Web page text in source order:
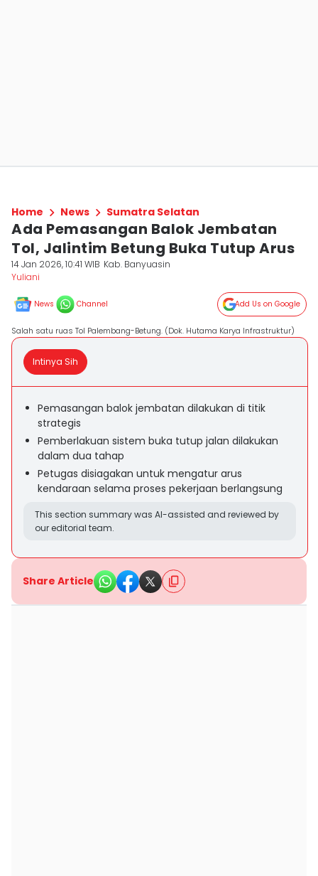
Home News Sumatra Selatan
Ada Pemasangan Balok Jembatan
Tol, Jalintim Betung Buka Tutup Arus
14 Jan 2026, 10:41 WIB Kab. Banyuasin
Yuliani
News Channel Add Us on Google
Salah satu ruas Tol Palembang-Betung. (Dok. Hutama Karya Infrastruktur)
Intinya Sih
Pemasangan balok jembatan dilakukan di titik
strategis
Pemberlakuan sistem buka tutup jalan dilakukan
dalam dua tahap
Petugas disiagakan untuk mengatur arus
kendaraan selama proses pekerjaan berlangsung
This section summary was AI-assisted and reviewed by
our editorial team.
Share Article